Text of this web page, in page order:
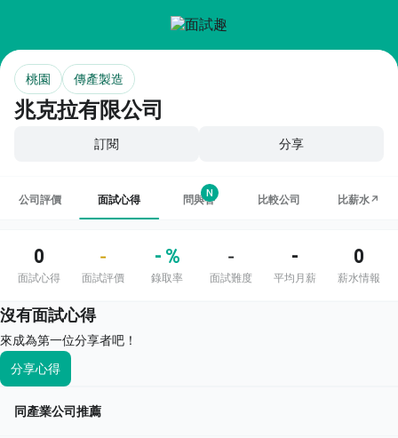
兆克拉有限公司
桃園 傳產製造
訂閱 分享
公司評價 面試心得 問與答
N
比較公司 比薪水↗
0
面試心得
-
面試評價
- %
錄取率
-
面試難度
-
平均月薪
0
薪水情報
沒有面試心得
來成為第一位分享者吧！
分享心得
同產業公司推薦